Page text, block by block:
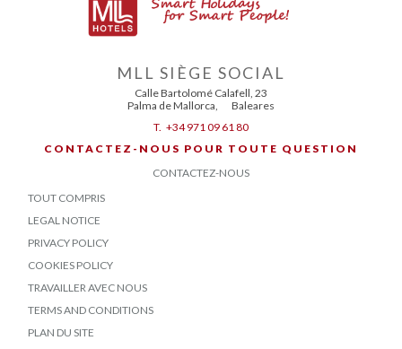
MLL SIÈGE SOCIAL
Calle Bartolomé Calafell, 23
Palma de Mallorca,
Baleares
T. +34 971 09 61 80
CONTACTEZ-NOUS POUR TOUTE QUESTION
CONTACTEZ-NOUS
TOUT COMPRIS
LEGAL NOTICE
PRIVACY POLICY
COOKIES POLICY
TRAVAILLER AVEC NOUS
TERMS AND CONDITIONS
PLAN DU SITE